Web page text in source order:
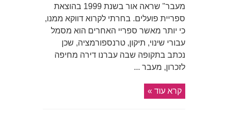
מעבר" שראה אור בשנת 1999 בהוצאת
ספריית פועלים. בחרתי לקרוא דווקא ממנו,
כי יותר מאשר ספריי האחרים הוא מסמל
עבורי שינוי, תיקון, טרנספורמציה, שכן
נכתב בתקופה שבה עברנו דירה מחיפה
לזכרון, מעבר ...
קרא עוד »